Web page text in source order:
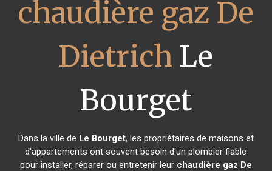
chaudière gaz De
Dietrich Le
Bourget
Dans la ville de Le Bourget, les propriétaires de maisons et
d'appartements ont souvent besoin d'un plombier fiable
pour installer, réparer ou entretenir leur chaudière gaz De